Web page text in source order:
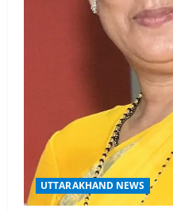
UTTARAKHAND NEWS